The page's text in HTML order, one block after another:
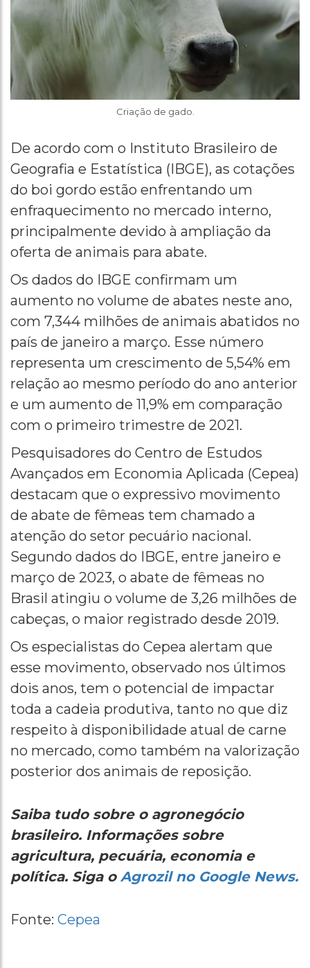
Criação de gado.
De acordo com o Instituto Brasileiro de
Geografia e Estatística (IBGE), as cotações
do boi gordo estão enfrentando um
enfraquecimento no mercado interno,
principalmente devido à ampliação da
oferta de animais para abate.
Os dados do IBGE confirmam um
aumento no volume de abates neste ano,
com 7,344 milhões de animais abatidos no
país de janeiro a março. Esse número
representa um crescimento de 5,54% em
relação ao mesmo período do ano anterior
e um aumento de 11,9% em comparação
com o primeiro trimestre de 2021.
Pesquisadores do Centro de Estudos
Avançados em Economia Aplicada (Cepea)
destacam que o expressivo movimento
de abate de fêmeas tem chamado a
atenção do setor pecuário nacional.
Segundo dados do IBGE, entre janeiro e
março de 2023, o abate de fêmeas no
Brasil atingiu o volume de 3,26 milhões de
cabeças, o maior registrado desde 2019.
Os especialistas do Cepea alertam que
esse movimento, observado nos últimos
dois anos, tem o potencial de impactar
toda a cadeia produtiva, tanto no que diz
respeito à disponibilidade atual de carne
no mercado, como também na valorização
posterior dos animais de reposição.
Saiba tudo sobre o agronegócio
brasileiro. Informações sobre
agricultura, pecuária, economia e
política. Siga o Agrozil no Google News.
Fonte: Cepea